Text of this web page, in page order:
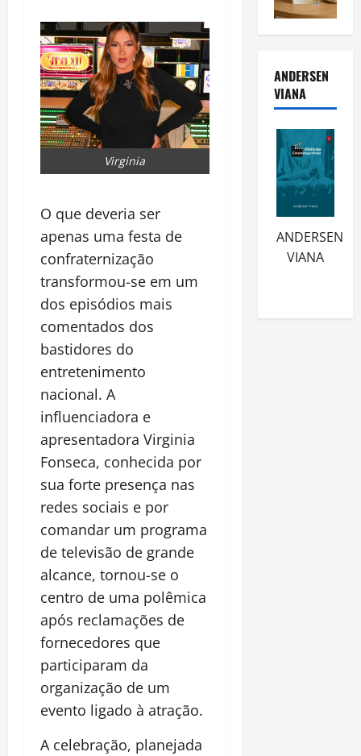
Virginia
O que deveria ser
apenas uma festa de
confraternização
transformou-se em um
dos episódios mais
comentados dos
bastidores do
entretenimento
nacional. A
influenciadora e
apresentadora Virginia
Fonseca, conhecida por
sua forte presença nas
redes sociais e por
comandar um programa
de televisão de grande
alcance, tornou-se o
centro de uma polêmica
após reclamações de
fornecedores que
participaram da
organização de um
evento ligado à atração.
A celebração, planejada
ANDERSEN
VIANA
ANDERSEN
VIANA